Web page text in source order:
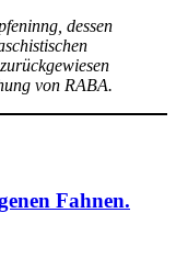
dessen
von RABA.
Fahnen.